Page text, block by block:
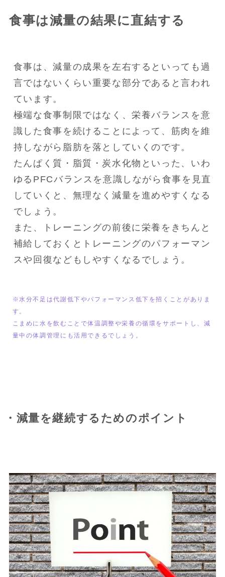
食事は減量の結果に直結する
食事は、減量の成果を左右するといっても過
言ではないくらい重要な部分であると言われ
ています。
極端な食事制限ではなく、栄養バランスを意
識した食事を続けることによって、筋肉を維
持しながら脂肪を落としていくのです。
たんぱく質・脂質・炭水化物といった、いわ
ゆるPFCバランスを意識しながら食事を見直
していくと、無理なく減量を進めやすくなる
でしょう。
また、トレーニングの前後に栄養をきちんと
補給しておくとトレーニングのパフォーマン
スや回復などもしやすくなるでしょう。
※水分不足は代謝低下やパフォーマンス低下を招くことがありま
す。
こまめに水を飲むことで体温調整や栄養の循環をサポートし、減
量中の体調管理にも活用できるでしょう。
・減量を継続するためのポイント